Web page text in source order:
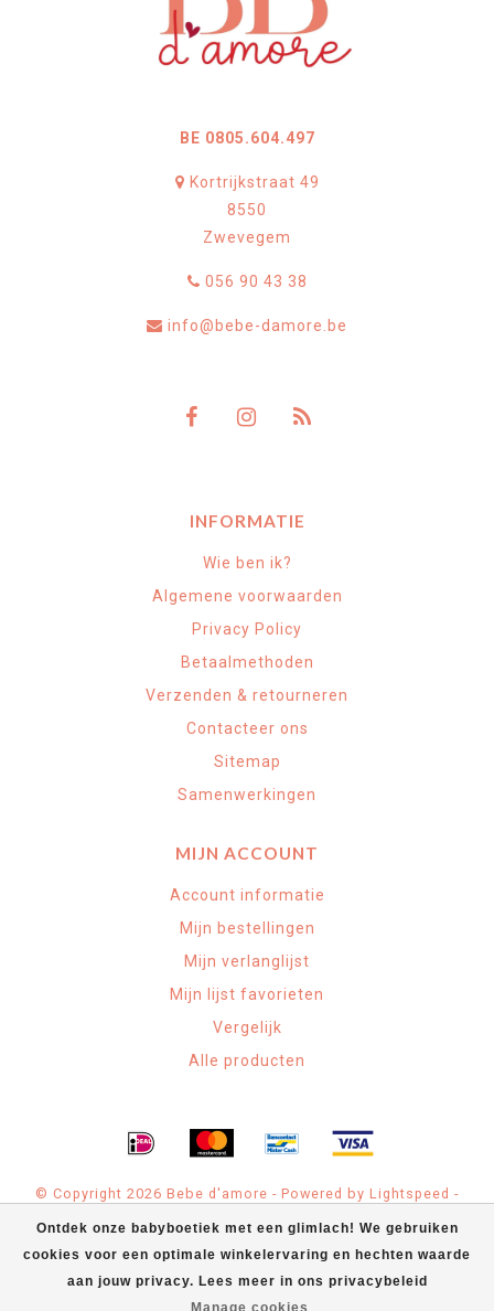
Ontdek onze babyboetiek met een glimlach! We gebruiken
cookies voor een optimale winkelervaring en hechten waarde
aan jouw privacy. Lees meer in ons privacybeleid
Manage cookies
BE 0805.604.497
Kortrijkstraat 49
8550
Zwevegem
056 90 43 38
info@bebe-damore.be
INFORMATIE
Wie ben ik?
Algemene voorwaarden
Privacy Policy
Betaalmethoden
Verzenden & retourneren
Contacteer ons
Sitemap
Samenwerkingen
MIJN ACCOUNT
Account informatie
Mijn bestellingen
Mijn verlanglijst
Mijn lijst favorieten
Vergelijk
Alle producten
© Copyright 2026 Bebe d'amore - Powered by Lightspeed -
Bebe d'amore Babyspeciaalzaak scores a 4.9/5out of71
klantbeoordelingen at